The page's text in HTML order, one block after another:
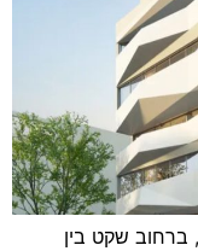
ברחוב שקט בין